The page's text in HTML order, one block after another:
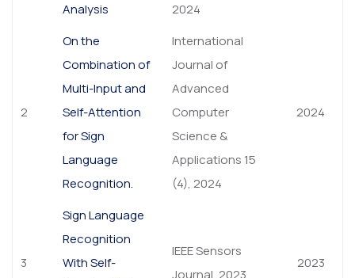
Analysis
2024
2
On the
Combination of
Multi-Input and
Self-Attention
for Sign
Language
Recognition.
International
Journal of
Advanced
Computer
Science &
Applications 15
(4), 2024
2024
3
Sign Language
Recognition
With Self-
IEEE Sensors
Journal, 2023
2023